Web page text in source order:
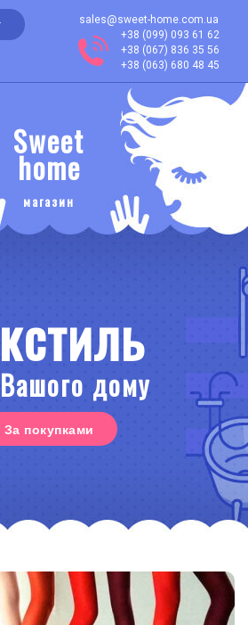
sales@sweet-home.com.ua
+38 (099) 093 61 62
+38 (067) 836 35 56
+38 (063) 680 48 45
Sweet
home
магазин
дому
За покупками